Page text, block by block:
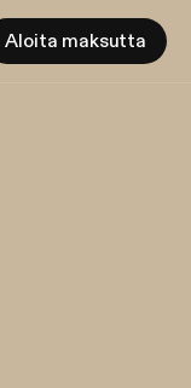
Aloita maksutta